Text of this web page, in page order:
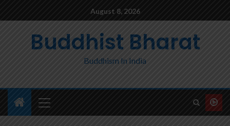
August 8, 2026
Buddhist Bharat
Buddhism In India